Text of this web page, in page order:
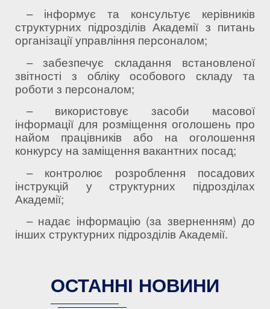
– інформує та консультує керівників
структурних підрозділів Академії з питань
організації управління персоналом;
– забезпечує складання встановленої
звітності з обліку особового складу та
роботи з персоналом;
– використовує засоби масової
інформації для розміщення оголошень про
найом працівників або на оголошення
конкурсу на заміщення вакантних посад;
– контролює розроблення посадових
інструкцій у структурних підрозділах
Академії;
– надає інформацію (за зверненням) до
інших структурних підрозділів Академії.
ОСТАННІ НОВИНИ